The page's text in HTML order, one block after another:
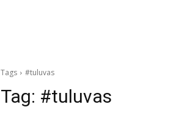
Tags #tuluvas
Tag: #tuluvas